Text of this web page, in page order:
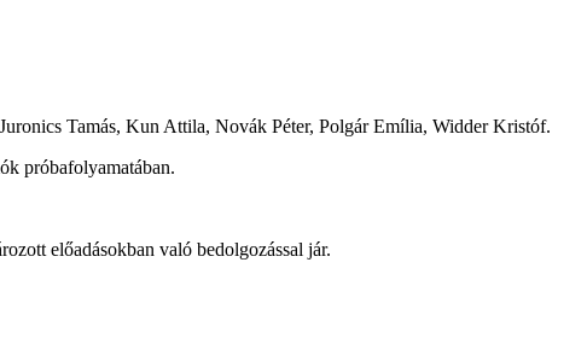
Tamás, Kun Attila, Novák Péter, Polgár Emília, Widder Kristóf.
próbafolyamatában.
előadásokban való bedolgozással jár.